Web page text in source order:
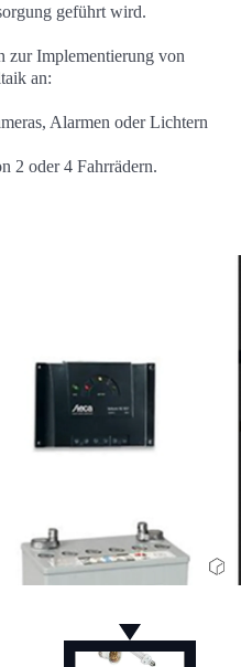
geführt wird.
zur Implementierung von
an:
Alarmen oder Lichtern
2 oder 4 Fahrrädern.